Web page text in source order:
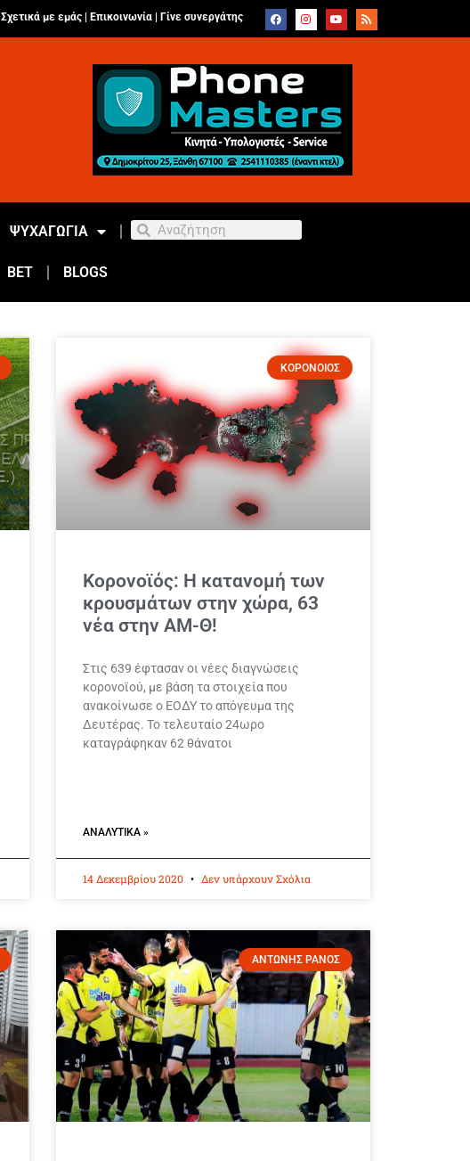
Σχετικά με εμάς | Επικοινωνία Γίνε συνεργάτης
ΨΥΧΑΓΩΓΙΑ
BET BLOGS
ΚΟΡΟΝΟΙΟΣ
Κορονοϊός: Η κατανομή των
κρουσμάτων στην χώρα, 63
νέα στην ΑΜ-Θ!
Στις 639 έφτασαν οι νέες διαγνώσεις
κορονοϊού, με βάση τα στοιχεία που
ανακοίνωσε ο ΕΟΔΥ το απόγευμα της
Δευτέρας. Το τελευταίο 24ωρο
καταγράφηκαν 62 θάνατοι
ΑΝΑΛΥΤΙΚΆ »
14 Δεκεμβρίου 2020 Δεν υπάρχουν Σχόλια
ΑΝΤΩΝΗΣ ΡΑΝΟΣ